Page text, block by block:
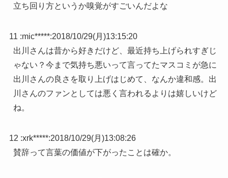
立ち回り方というか嗅覚がすごいんだよな
11 :mic*****:2018/10/29(月)13:15:20
出川さんは昔から好きだけど、最近持ち上げられすぎじ
ゃない？今まで気持ち悪いって言ってたマスコミが急に
出川さんの良さを取り上げはじめて、なんか違和感。出
川さんのファンとしては悪く言われるよりは嬉しいけど
ね。
12 :xrk*****:2018/10/29(月)13:08:26
賛辞って言葉の価値が下がったことは確か。